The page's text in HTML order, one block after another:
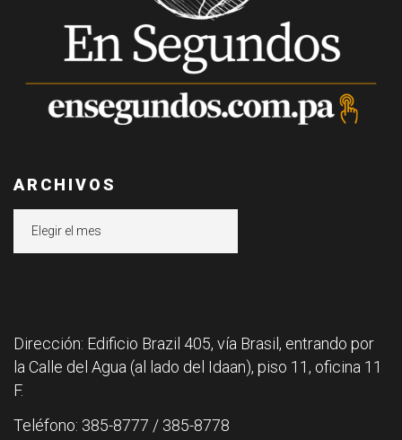
ARCHIVOS
Dirección: Edificio Brazil 405, vía Brasil, entrando por
la Calle del Agua (al lado del Idaan), piso 11, oficina 11
F.
Teléfono: 385-8777 / 385-8778